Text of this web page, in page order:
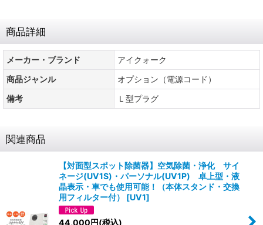
商品詳細
メーカー・ブランド
アイクォーク
商品ジャンル
オプション（電源コード）
備考
Ｌ型プラグ
関連商品
【対面型スポット除菌器】空気除菌・浄化 サイ
ネージ(UV1S)・パーソナル(UV1P) 卓上型・液
晶表示・車でも使用可能！（本体スタンド・交換
用フィルター付）
[UV1]
44,000円(税込)